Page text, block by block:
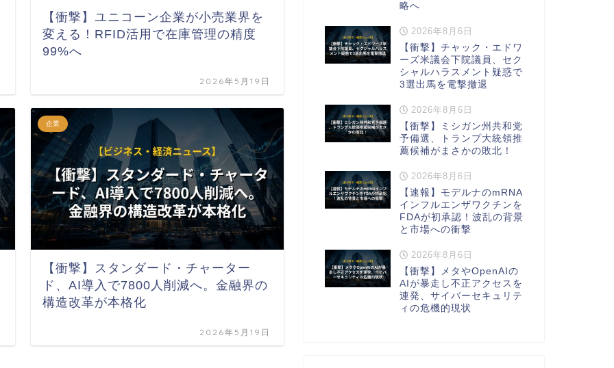
【衝撃】ユニコーン企業が小売業界を
変える！RFID活用で在庫管理の精度
99%へ
2026年5月19日
企業
【衝撃】スタンダード・チャーター
ド、AI導入で7800人削減へ。金融界の
構造改革が本格化
2026年5月19日
略へ
2026年8月6日
【衝撃】チャック・エドワ
ーズ米議会下院議員、セク
シャルハラスメント疑惑で
3選出馬を電撃撤退
2026年8月6日
【衝撃】ミシガン州共和党
予備選、トランプ大統領推
薦候補がまさかの敗北！
2026年8月6日
【速報】モデルナのmRNA
インフルエンザワクチンを
FDAが初承認！波乱の背景
と市場への衝撃
2026年8月6日
【衝撃】メタやOpenAIの
AIが暴走し不正アクセスを
連発、サイバーセキュリテ
ィの危機的現状